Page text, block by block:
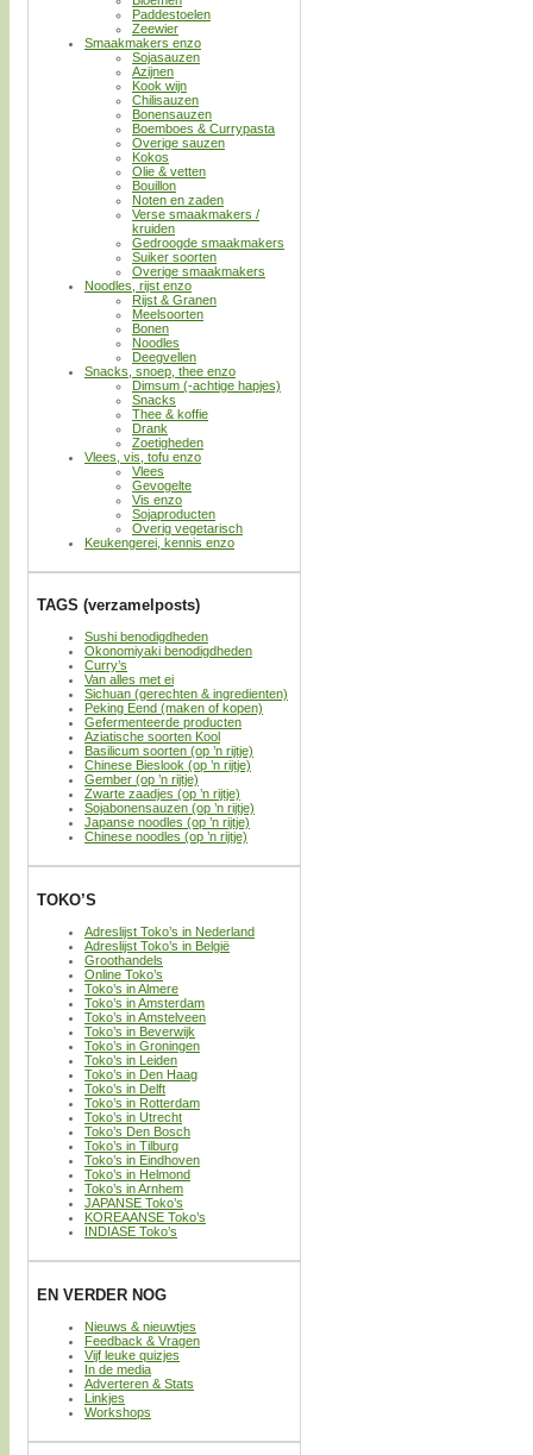
Paddestoelen
Zeewier
Smaakmakers enzo
Sojasauzen
Azijnen
Kook wijn
Chilisauzen
Bonensauzen
Boemboes & Currypasta
Overige sauzen
Kokos
Olie & vetten
Bouillon
Noten en zaden
Verse smaakmakers /
kruiden
Gedroogde smaakmakers
Suiker soorten
Overige smaakmakers
Noodles, rijst enzo
Rijst & Granen
Meelsoorten
Bonen
Noodles
Deegvellen
Snacks, snoep, thee enzo
Dimsum (-achtige hapjes)
Snacks
Thee & koffie
Drank
Zoetigheden
Vlees, vis, tofu enzo
Vlees
Gevogelte
Vis enzo
Sojaproducten
Overig vegetarisch
Keukengerei, kennis enzo
TAGS (verzamelposts)
Sushi benodigdheden
Okonomiyaki benodigdheden
Curry’s
Van alles met ei
Sichuan (gerechten & ingredienten)
Peking Eend (maken of kopen)
Gefermenteerde producten
Aziatische soorten Kool
Basilicum soorten (op ’n rijtje)
Chinese Bieslook (op ’n rijtje)
Gember (op ’n rijtje)
Zwarte zaadjes (op ’n rijtje)
Sojabonensauzen (op ’n rijtje)
Japanse noodles (op ’n rijtje)
Chinese noodles (op ’n rijtje)
TOKO’S
Adreslijst Toko’s in Nederland
Adreslijst Toko’s in België
Groothandels
Online Toko’s
Toko’s in Almere
Toko’s in Amsterdam
Toko’s in Amstelveen
Toko’s in Beverwijk
Toko’s in Groningen
Toko’s in Leiden
Toko’s in Den Haag
Toko’s in Delft
Toko’s in Rotterdam
Toko’s in Utrecht
Toko’s Den Bosch
Toko’s in Tilburg
Toko’s in Eindhoven
Toko’s in Helmond
Toko’s in Arnhem
JAPANSE Toko’s
KOREAANSE Toko’s
INDIASE Toko’s
EN VERDER NOG
Nieuws & nieuwtjes
Feedback & Vragen
Vijf leuke quizjes
In de media
Adverteren & Stats
Linkjes
Workshops